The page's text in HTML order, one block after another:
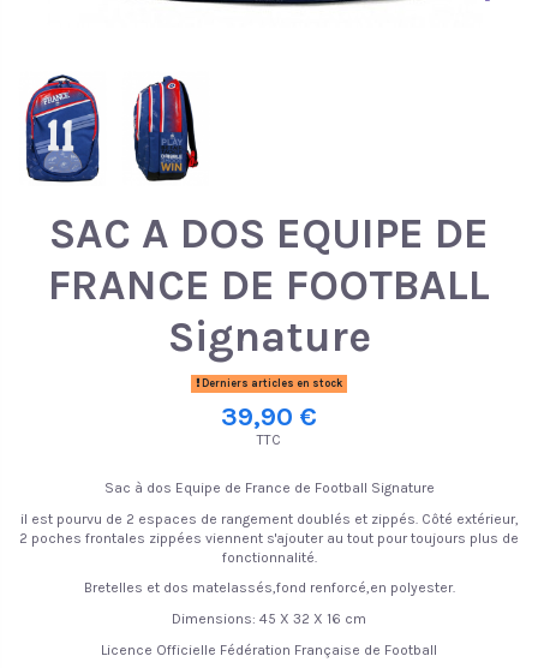
SAC A DOS EQUIPE DE
FRANCE DE FOOTBALL
Signature
Derniers articles en stock
39,90 €
TTC
Sac à dos Equipe de France de Football Signature
il est pourvu de 2 espaces de rangement doublés et zippés. Côté extérieur,
2 poches frontales zippées viennent s'ajouter au tout pour toujours plus de
fonctionnalité.
Bretelles et dos matelassés,fond renforcé,en polyester.
Dimensions: 45 X 32 X 16 cm
Licence Officielle Fédération Française de Football